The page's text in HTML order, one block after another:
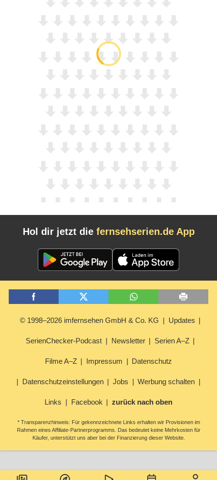
Hol dir jetzt die fernsehserien.de App
© 1998–2026 imfernsehen GmbH & Co. KG Updates
SerienChecker-Podcast Newsletter Serien A–Z
Filme A–Z Impressum Datenschutz
Datenschutzeinstellungen Jobs Werbung schalten
Links Facebook zurück nach oben
* Transparenzhinweis: Für gekennzeichnete Links erhalten wir Provisionen im
Rahmen eines Affiliate-Partnerprogramms. Das bedeutet keine Mehrkosten für
Käufer, unterstützt uns aber bei der Finanzierung dieser Website.